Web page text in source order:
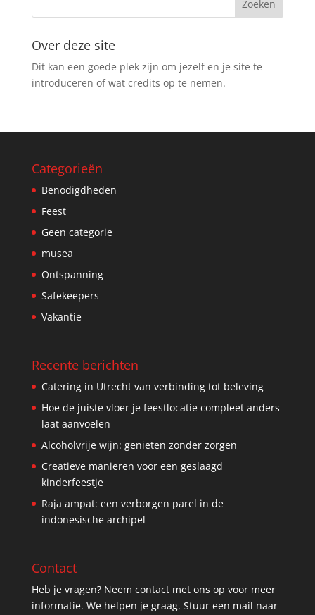
Over deze site
Dit kan een goede plek zijn om jezelf en je site te
introduceren of wat credits op te nemen.
Categorieën
Benodigdheden
Feest
Geen categorie
musea
Ontspanning
Safekeepers
Vakantie
Recente berichten
Catering in Utrecht van verbinding tot beleving
Hoe de juiste vloer je feestlocatie compleet anders
laat aanvoelen
Alcoholvrije wijn: genieten zonder zorgen
Creatieve manieren voor een geslaagd
kinderfeestje
Raja ampat: een verborgen parel in de
indonesische archipel
Contact
Heb je vragen? Neem contact met ons op voor meer
informatie. We helpen je graag. Stuur een mail naar